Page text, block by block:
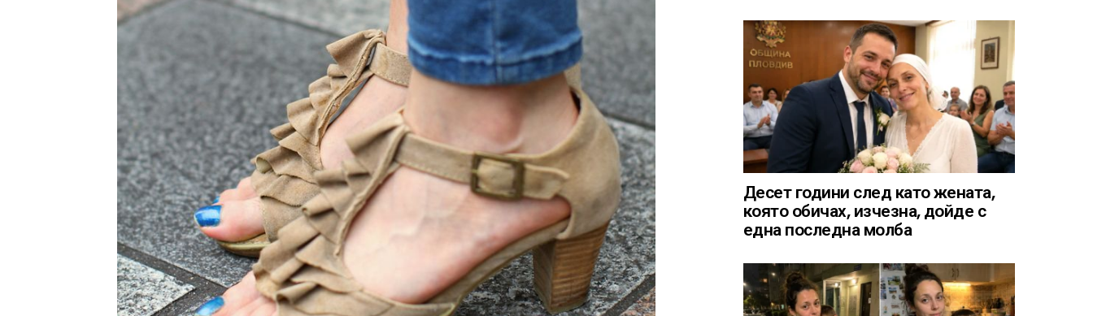
Десет години след като жената,
която обичах, изчезна, дойде с
една последна молба